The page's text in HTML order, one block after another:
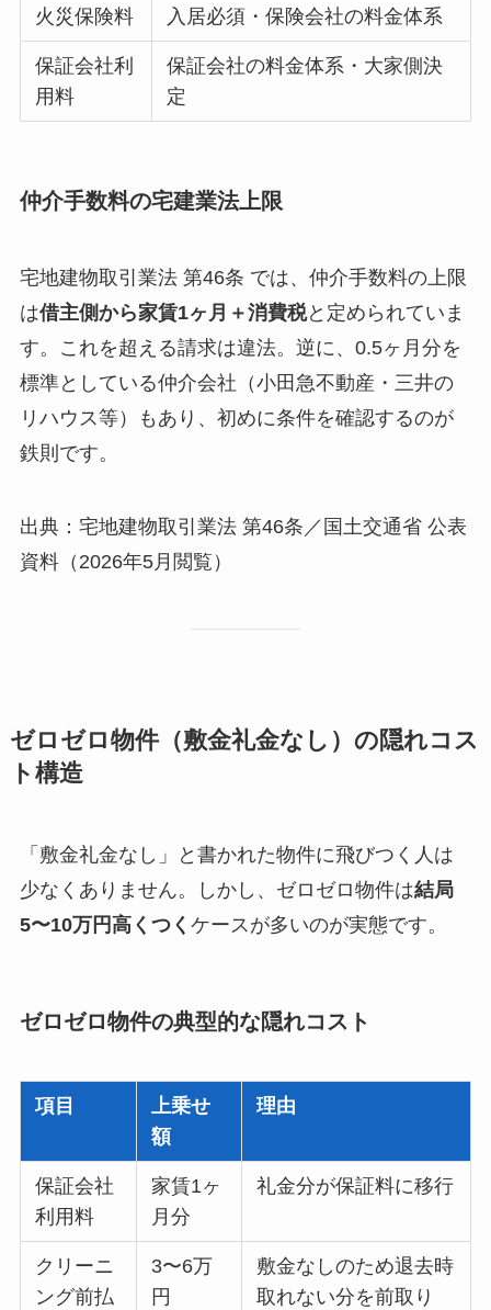
火災保険料 入居必須・保険会社の料金体系
保証会社利
用料
保証会社の料金体系・大家側決
定
仲介手数料の宅建業法上限
宅地建物取引業法 第46条 では、仲介手数料の上限
は借主側から家賃1ヶ月＋消費税と定められていま
す。これを超える請求は違法。逆に、0.5ヶ月分を
標準としている仲介会社（小田急不動産・三井の
リハウス等）もあり、初めに条件を確認するのが
鉄則です。
出典：宅地建物取引業法 第46条／国土交通省 公表
資料（2026年5月閲覧）
ゼロゼロ物件（敷金礼金なし）の隠れコス
ト構造
「敷金礼金なし」と書かれた物件に飛びつく人は
少なくありません。しかし、ゼロゼロ物件は結局
5〜10万円高くつく ケースが多いのが実態です。
ゼロゼロ物件の典型的な隠れコスト
項目
上乗せ
額
理由
保証会社
利用料
家賃1ヶ
月分
礼金分が保証料に移行
クリーニ
ング前払
3〜6万
円
敷金なしのため退去時
取れない分を前取り